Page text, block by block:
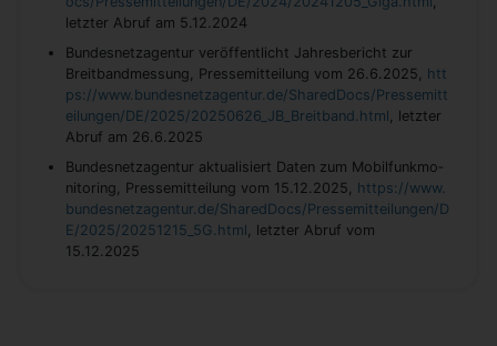
letzter Abruf am 5.12.2024
Bundesnetzagentur ver­öf­fent­licht Jah­res­be­richt zur
Breitbandmessung, Pressemitteilung vom 26.6.2025, htt
ps://www.bundesnetzagentur.de/SharedDocs/Pressemitt
eilungen/DE/2025/20250626_JB_Breitband.html , letzter
Abruf am 26.6.2025
Bun­des­netz­agen­tur ak­tua­li­siert Da­ten zum Mo­bil­funk­mo­
ni­to­ring, Pressemitteilung vom 15.12.2025, https://www.
bundesnetzagentur.de/SharedDocs/Pressemitteilungen/D
E/2025/20251215_5G.html , letzter Abruf vom
15.12.2025